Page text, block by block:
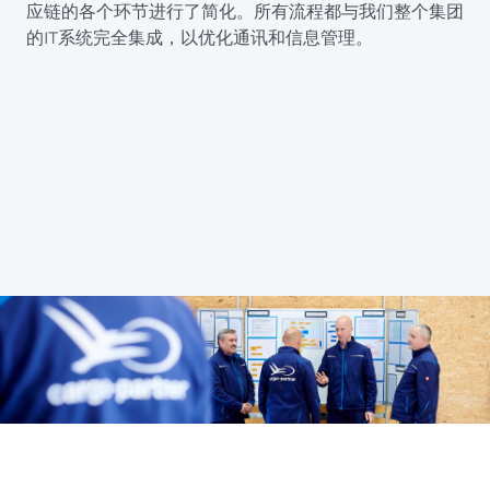
应链的各个环节进行了简化。所有流程都与我们整个集团
的IT系统完全集成，以优化通讯和信息管理。